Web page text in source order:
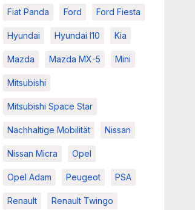
Fiat Panda Ford Ford Fiesta
Hyundai Hyundai I10 Kia
Mazda Mazda MX-5 Mini
Mitsubishi
Mitsubishi Space Star
Nachhaltige Mobilität Nissan
Nissan Micra Opel
Opel Adam Peugeot PSA
Renault Renault Twingo